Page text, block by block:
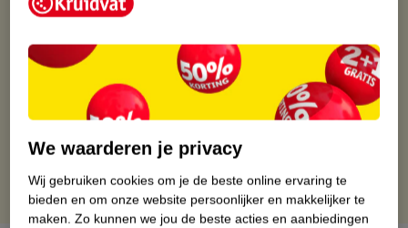
Kruidvat is altijd voordelig
Gratis ophalen in de winkel
Op werkdagen voor 22:00 uur besteld, volgende dag in huis
Gratis thuisbezorgd vanaf 50.00
Gratis retourneren binnen 30 dagen
We waarderen je privacy
Wij gebruiken cookies om je de beste online ervaring te
bieden en om onze website persoonlijker en makkelijker te
maken. Zo kunnen we jou de beste acties en aanbiedingen